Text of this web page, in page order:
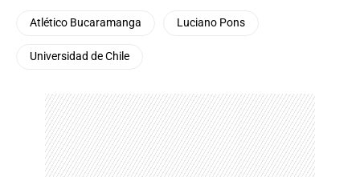
Atlético Bucaramanga Luciano Pons
Universidad de Chile